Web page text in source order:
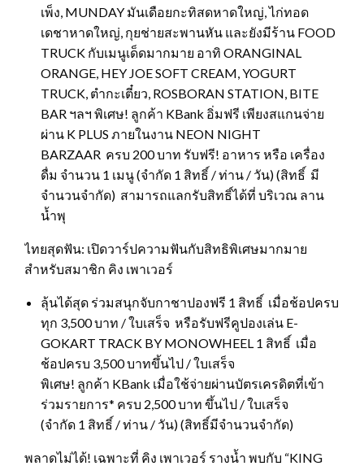
เพ็ง, MUNDAY มันเดือยกะทิสดหาดใหญ่, ไก่ทอด
เดชาหาดใหญ่, กุยช่ายสะพานหัน และยังมีร้าน FOOD
TRUCK กับเมนูเด็ดมากมาย อาทิ ORANGINAL
ORANGE, HEY JOE SOFT CREAM, YOGURT
TRUCK, ตำกะเตี๋ยว, ROSBORAN STATION, BITE
BAR ฯลฯ พิเศษ! ลูกค้า KBank อิ่มฟรี เพียงสแกนจ่าย
ผ่าน K PLUS ภายในงาน NEON NIGHT
BARZAAR ครบ 200 บาท รับฟรี! อาหาร หรือ เครื่อง
ดื่ม จำนวน 1 เมนู (จำกัด 1 สิทธิ์ / ท่าน / วัน) (สิทธิ์ มี
จำนวนจำกัด) สามารถแลกรับสิทธิ์ได้ที่ บริเวณ ลาน
น้ำพุ
ไทยสุดฟัน: เปิดวาร์ปความฟันกับสิทธิพิเศษมากมาย
สำหรับสมาชิก คิง เพาเวอร์
ลุ้นได้สุด ร่วมสนุกจับกาชาปองฟรี 1 สิทธิ์ เมื่อช้อปครบ
ทุก 3,500 บาท / ใบเสร็จ หรือรับฟรีคูปองเล่น E-
GOKART TRACK BY MONOWHEEL 1 สิทธิ์ เมื่อ
ช้อปครบ 3,500 บาทขึ้นไป / ใบเสร็จ
พิเศษ! ลูกค้า KBank เมื่อใช้จ่ายผ่านบัตรเครดิตที่เข้า
ร่วมรายการ* ครบ 2,500 บาท ขึ้นไป / ใบเสร็จ
(จำกัด 1 สิทธิ์ / ท่าน / วัน) (สิทธิ์มีจำนวนจำกัด)
พลาดไม่ได้! เฉพาะที่ คิง เพาเวอร์ รางน้ำ พบกับ “KING